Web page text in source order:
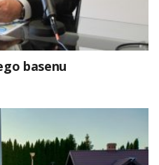
basenu